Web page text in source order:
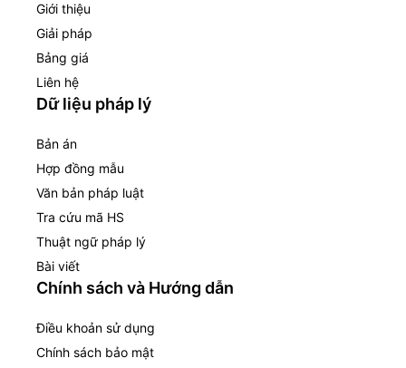
Giới thiệu
Giải pháp
Bảng giá
Liên hệ
Dữ liệu pháp lý
Bản án
Hợp đồng mẫu
Văn bản pháp luật
Tra cứu mã HS
Thuật ngữ pháp lý
Bài viết
Chính sách và Hướng dẫn
Điều khoản sử dụng
Chính sách bảo mật